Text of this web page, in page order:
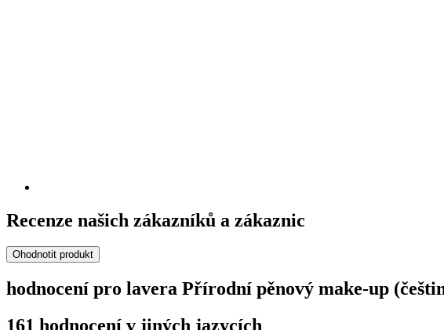
Recenze našich zákazníků a zákaznic
Ohodnotit produkt
hodnocení pro lavera Přírodní pěnový make-up
161 hodnocení v jiných jazycích